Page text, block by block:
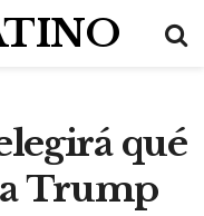
qué
Trump